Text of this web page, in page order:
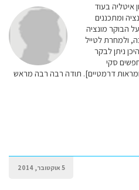
איטליה בעוד
ומתכננים
הבוקר מונציה
ולמחרת לטייל
ניתן לבקר
סקי
דרמטיים]. תודה רבה רבה מראש
5 אוקטובר, 2014